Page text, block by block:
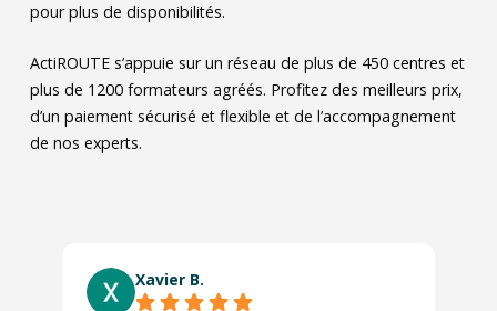
pour plus de disponibilités.
ActiROUTE s’appuie sur un réseau de plus de 450 centres et
plus de 1200 formateurs agréés. Profitez des meilleurs prix,
d’un paiement sécurisé et flexible et de l’accompagnement
de nos experts.
Xavier B.